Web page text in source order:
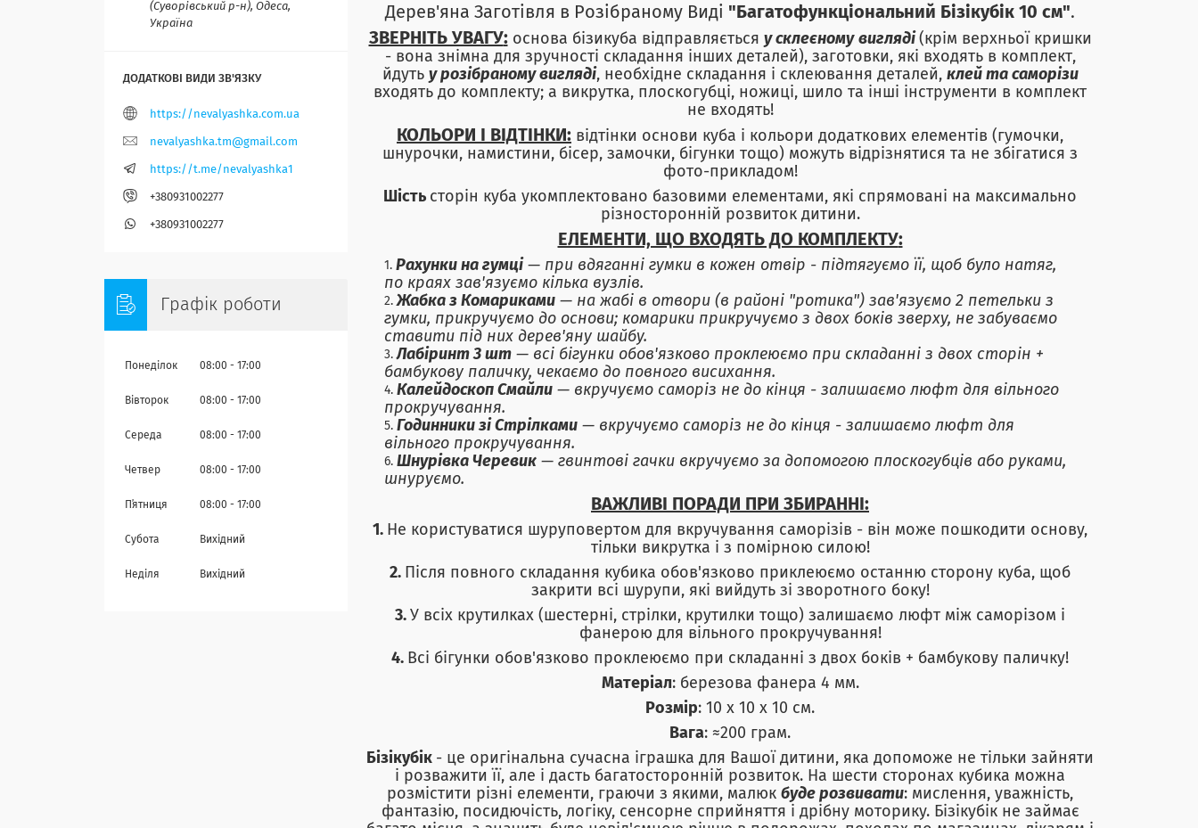
Дерев'яна Заготівля в Розібраному Виді "Багатофункціональний Бізікубік 10 см".
ЗВЕРНІТЬ УВАГУ: основа бізикуба відправляється у склеєному вигляді (крім верхньої кришки
- вона знімна для зручності складання інших деталей), заготовки, які входять в комплект,
йдуть у розібраному вигляді, необхідне складання і склеювання деталей, клей та саморізи
входять до комплекту; а викрутка, плоскогубці, ножиці, шило та інші інструменти в комплект
не входять!
КОЛЬОРИ І ВІДТІНКИ: відтінки основи куба і кольори додаткових елементів (гумочки,
шнурочки, намистини, бісер, замочки, бігунки тощо) можуть відрізнятися та не збігатися з
фото-прикладом!
Шість сторін куба укомплектовано базовими елементами, які спрямовані на максимально
різносторонній розвиток дитини.
ЕЛЕМЕНТИ, ЩО ВХОДЯТЬ ДО КОМПЛЕКТУ:
Рахунки на гумці — при вдяганні гумки в кожен отвір - підтягуємо її, щоб було натяг,
по краях зав'язуємо кілька вузлів.
Жабка з Комариками — на жабі в отвори (в районі "ротика") зав'язуємо 2 петельки з
гумки, прикручуємо до основи; комарики прикручуємо з двох боків зверху, не забуваємо
ставити під них дерев'яну шайбу.
Лабіринт 3 шт — всі бігунки обов'язково проклеюємо при складанні з двох сторін +
бамбукову паличку, чекаємо до повного висихання.
Калейдоскоп Смайли — вкручуємо саморіз не до кінця - залишаємо люфт для вільного
прокручування.
Годинники зі Стрілками — вкручуємо саморіз не до кінця - залишаємо люфт для
вільного прокручування.
Шнурівка Черевик — гвинтові гачки вкручуємо за допомогою плоскогубців або руками,
шнуруємо.
ВАЖЛИВІ ПОРАДИ ПРИ ЗБИРАННІ:
1. Не користуватися шуруповертом для вкручування саморізів - він може пошкодити основу,
тільки викрутка і з помірною силою!
2.
Після повного складання кубика обов'язково приклеюємо останню сторону куба, щоб
закрити всі шурупи, які вийдуть зі зворотного боку!
3. У всіх крутилках (шестерні, стрілки, крутилки тощо) залишаємо люфт між саморізом і
фанерою для вільного прокручування!
4. Всі бігунки обов'язково проклеюємо при складанні з двох боків + бамбукову паличку!
Матеріал: березова фанера 4 мм.
Розмір: 10 х 10 х 10 см.
Вага: ≈200 грам.
Бізікубік - це оригінальна сучасна іграшка для Вашої дитини, яка допоможе не тільки зайняти
і розважити її, але і дасть багатосторонній розвиток. На шести сторонах кубика можна
розмістити різні елементи, граючи з якими, малюк буде розвивати: мислення, уважність,
фантазію, посидючість, логіку, сенсорне сприйняття і дрібну моторику. Бізікубік не займає
(Суворівський р-н), Одеса,
Україна
https://nevalyashka.com.ua
nevalyashka.tm@gmail.com
https://t.me/nevalyashka1
+380931002277
+380931002277
Графік роботи
Понеділок 08:00 17:00
Вівторок 08:00 17:00
Середа 08:00 17:00
Четвер 08:00 17:00
Пʼятниця 08:00 17:00
Субота Вихідний
Неділя Вихідний